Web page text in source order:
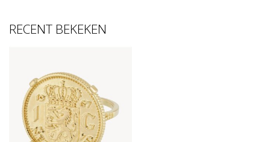
RECENT BEKEKEN